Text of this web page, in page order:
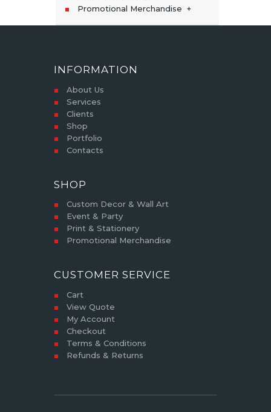
Promotional Merchandise
INFORMATION
About Us
Services
Clients
Shop
Portfolio
Contacts
SHOP
Custom Decor & Wall Art
Event & Party
Print & Stationery
Promotional Merchandise
CUSTOMER SERVICE
Cart
View Quote
My Account
Checkout
Terms & Conditions
Refunds & Returns